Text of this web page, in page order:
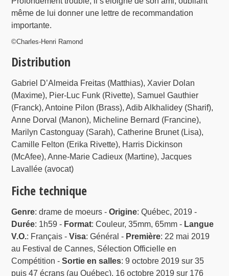
même de lui donner une lettre de recommandation
importante.
©Charles-Henri Ramond
Distribution
Gabriel D’Almeida Freitas (Matthias), Xavier Dolan
(Maxime), Pier-Luc Funk (Rivette), Samuel Gauthier
(Franck), Antoine Pilon (Brass), Adib Alkhalidey (Sharif),
Anne Dorval (Manon), Micheline Bernard (Francine),
Marilyn Castonguay (Sarah), Catherine Brunet (Lisa),
Camille Felton (Erika Rivette), Harris Dickinson
(McAfee), Anne-Marie Cadieux (Martine), Jacques
Lavallée (avocat)
Fiche technique
Genre: drame de moeurs -Origine: Québec, 2019 -
Durée: 1h59 - Format: Couleur, 35mm, 65mm - Langue
V.O.: Français -Visa: Général - Première: 22 mai 2019
au Festival de Cannes, Sélection Officielle en
Compétition -Sortie en salles: 9 octobre 2019 sur 35
puis 47 écrans (au Québec), 16 octobre 2019 sur 176